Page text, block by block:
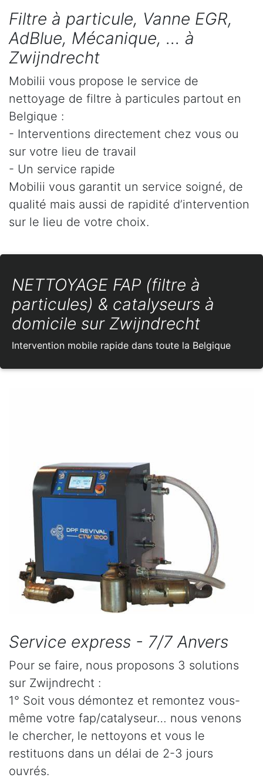
Filtre à particule, Vanne EGR,
AdBlue, Mécanique, ... à
Zwijndrecht
Mobilii vous propose le service de
nettoyage de filtre à particules partout en
Belgique :
- Interventions directement chez vous ou
sur votre lieu de travail
- Un service rapide
Mobilii vous garantit un service soigné, de
qualité mais aussi de rapidité d’intervention
sur le lieu de votre choix.
NETTOYAGE FAP (filtre à
particules) & catalyseurs à
domicile sur Zwijndrecht
Intervention mobile rapide dans toute la Belgique
Service express - 7/7 Anvers
Pour se faire, nous proposons 3 solutions
sur Zwijndrecht :
1° Soit vous démontez et remontez vous-
même votre fap/catalyseur… nous venons
le chercher, le nettoyons et vous le
restituons dans un délai de 2-3 jours
ouvrés.